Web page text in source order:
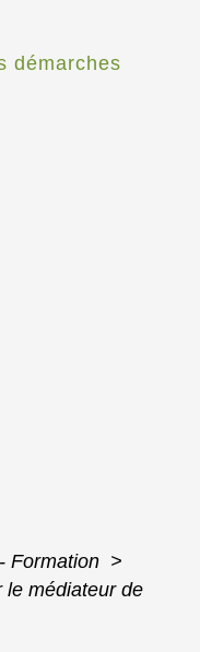
démarches
Formation >
le médiateur de